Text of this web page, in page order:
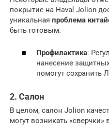
покрытие на Haval Jolion
уникальная проблема
быть готовым.
Профилактика:
нанесение
помогут сохранить
2. Салон
В целом, салон Jolion
могут возникать «сверчки»